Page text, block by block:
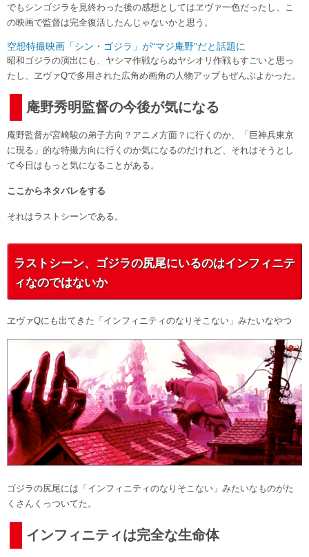
でもシンゴジラを見終わった後の感想としてはヱヴァ一色だったし、こ
の映画で監督は完全復活したんじゃないかと思う。
空想特撮映画「シン・ゴジラ」が“マジ庵野”だと話題に
昭和ゴジラの演出にも、ヤシマ作戦ならぬヤシオリ作戦もすごいと思っ
たし、ヱヴァQで多用された広角め画角の人物アップもぜんぶよかった。
庵野秀明監督の今後が気になる
庵野監督が宮崎駿の弟子方向？アニメ方面？に行くのか、「巨神兵東京
に現る」的な特撮方向に行くのか気になるのだけれど、それはそうとし
て今日はもっと気になることがある。
ここからネタバレをする
それはラストシーンである。
ラストシーン、ゴジラの尻尾にいるのはインフィニテ
ィなのではないか
ヱヴァQにも出てきた「インフィニティのなりそこない」みたいなやつ
ゴジラの尻尾には「インフィニティのなりそこない」みたいなものがた
くさんくっついてた。
インフィニティは完全な生命体